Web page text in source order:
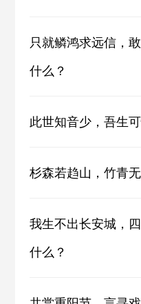
只就鳞鸿求远信，
什么？
此世知音少，吾生
杉森若趋山，竹青
我生不出长安城，
什么？